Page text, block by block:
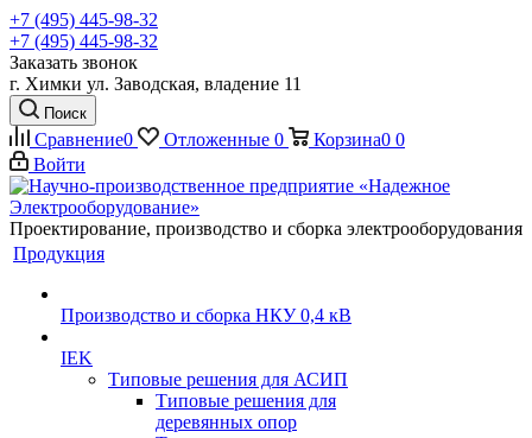
+7 (495) 445-98-32
+7 (495) 445-98-32
Заказать звонок
г. Химки ул. Заводская, владение 11
Поиск
Сравнение0 Отложенные 0 Корзина0 0
Войти
Проектирование, производство и сборка электрооборудования
Продукция
Производство и сборка НКУ 0,4 кВ
IEK
Типовые решения для АСИП
Типовые решения для
деревянных опор